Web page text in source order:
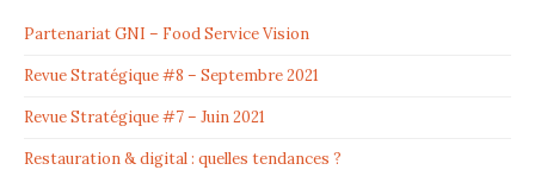
Partenariat GNI – Food Service Vision
Revue Stratégique #8 – Septembre 2021
Revue Stratégique #7 – Juin 2021
Restauration & digital : quelles tendances ?